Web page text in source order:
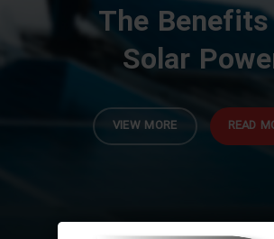
The
Solar
READ
VIEW MORE